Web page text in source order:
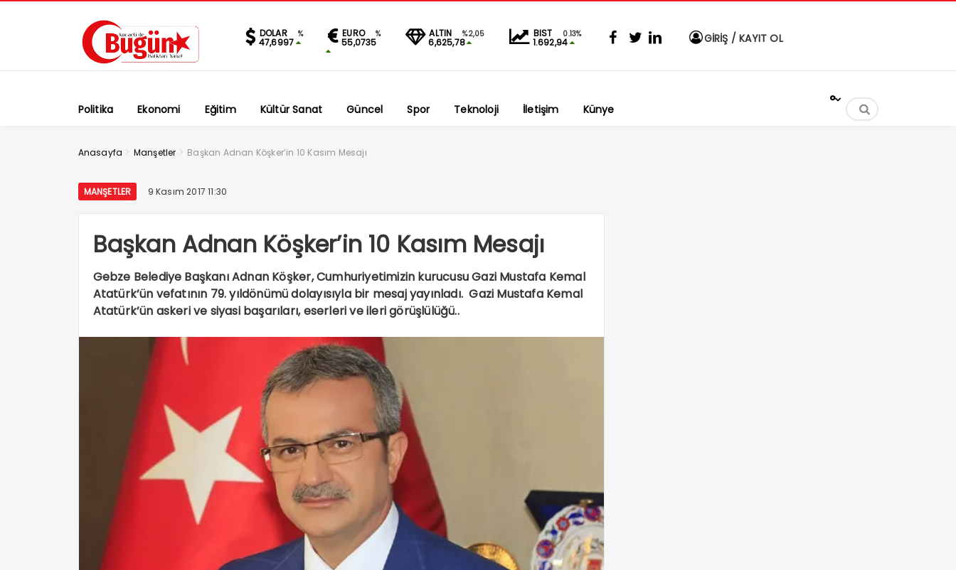
DOLAR %
47,6997
EURO %
55,0735
ALTIN %2,05
6,625,78
BIST 0.13%
1.692,94 GİRİŞ / KAYIT OL
Politika Ekonomi Eğitim Kültür Sanat Güncel Spor Teknoloji İletişim Künye
°
Anasayfa > Manşetler > Başkan Adnan Köşker’in 10 Kasım Mesajı
MANŞETLER 9 Kasım 2017 11:30
Başkan Adnan Köşker’in 10 Kasım Mesajı
Gebze Belediye Başkanı Adnan Köşker, Cumhuriyetimizin kurucusu Gazi Mustafa Kemal
Atatürk’ün vefatının 79. yıldönümü dolayısıyla bir mesaj yayınladı. Gazi Mustafa Kemal
Atatürk’ün askeri ve siyasi başarıları, eserleri ve ileri görüşlülüğü..